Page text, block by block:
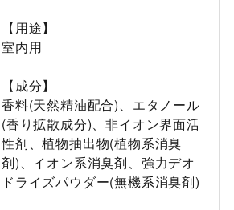
【用途】
室内用
【成分】
香料(天然精油配合)、エタノール
(香り拡散成分)、非イオン界面活
性剤、植物抽出物(植物系消臭
剤)、イオン系消臭剤、強力デオ
ドライズパウダー(無機系消臭剤)